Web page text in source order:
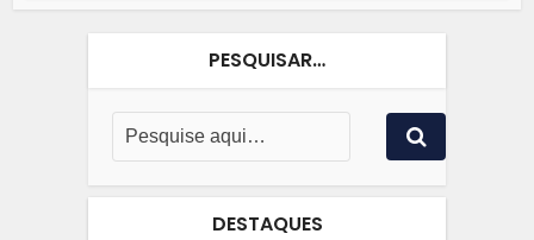
PESQUISAR…
DESTAQUES